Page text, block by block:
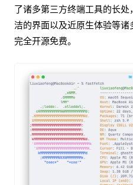
了诸多第三方终端工具的长
洁的界面以及近原生体验等
完全开源免费。